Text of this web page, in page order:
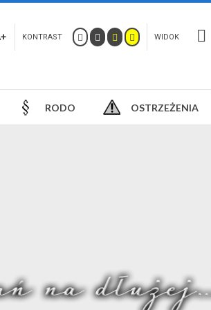
KONTRAST WIDOK
RODO OSTRZEŻENIA